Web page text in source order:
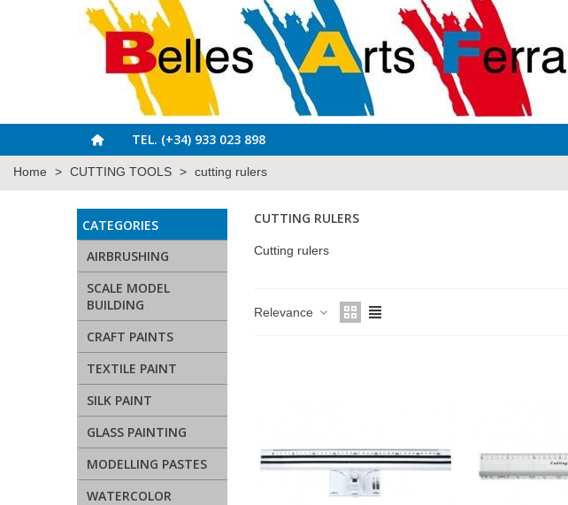
TEL. (+34) 933 023 898
Home > CUTTING TOOLS > cutting rulers
CATEGORIES
AIRBRUSHING
SCALE MODEL
BUILDING
CRAFT PAINTS
TEXTILE PAINT
SILK PAINT
GLASS PAINTING
MODELLING PASTES
WATERCOLOR
CUTTING RULERS
Cutting rulers
Relevance